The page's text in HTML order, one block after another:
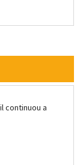
continuou a